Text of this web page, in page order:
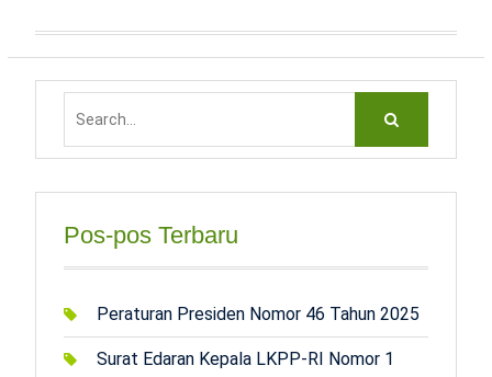
Pos-pos Terbaru
Peraturan Presiden Nomor 46 Tahun 2025
Surat Edaran Kepala LKPP-RI Nomor 1